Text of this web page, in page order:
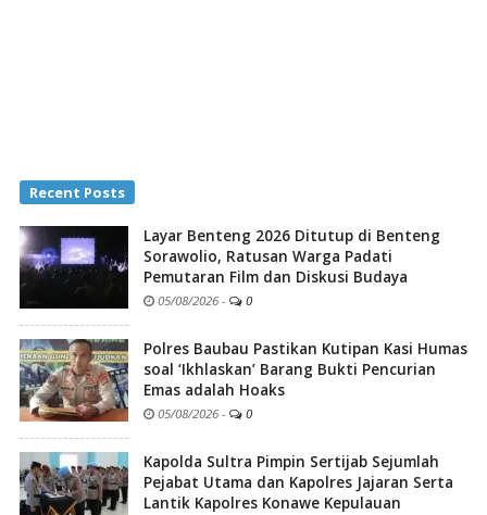
Recent Posts
Layar Benteng 2026 Ditutup di Benteng
Sorawolio, Ratusan Warga Padati
Pemutaran Film dan Diskusi Budaya
05/08/2026 - 0
Polres Baubau Pastikan Kutipan Kasi Humas
soal ‘Ikhlaskan’ Barang Bukti Pencurian
Emas adalah Hoaks
05/08/2026 - 0
Kapolda Sultra Pimpin Sertijab Sejumlah
Pejabat Utama dan Kapolres Jajaran Serta
Lantik Kapolres Konawe Kepulauan